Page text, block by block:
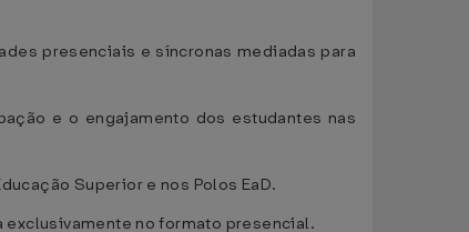
presenciais e síncronas mediadas para
e o engajamento dos estudantes nas
Superior e nos Polos EaD.
exclusivamente no formato presencial.